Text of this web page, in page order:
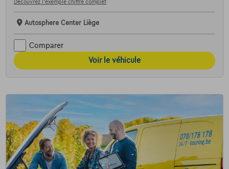
Découvrez l’exemple chiffré complet
Autosphere Center Liège
Comparer
Voir le véhicule